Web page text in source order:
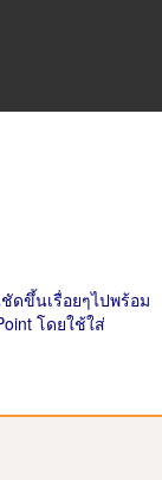
ดขึ้นเรื่อยๆไปพร้อม
โดยใช้ใส่